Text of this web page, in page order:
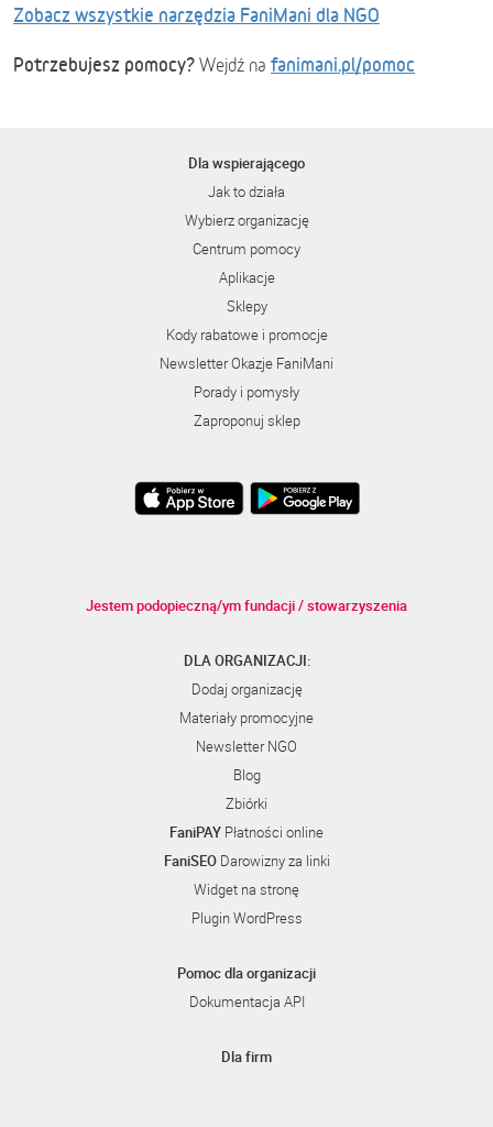
Zobacz wszystkie narzędzia FaniMani dla NGO
Potrzebujesz pomocy? Wejdź na fanimani.pl/pomoc
Dla wspierającego
Jak to działa
Wybierz organizację
Centrum pomocy
Aplikacje
Sklepy
Kody rabatowe i promocje
Newsletter Okazje FaniMani
Porady i pomysły
Zaproponuj sklep
Jestem podopieczną/ym fundacji / stowarzyszenia
DLA ORGANIZACJI:
Dodaj organizację
Materiały promocyjne
Newsletter NGO
Blog
Zbiórki
FaniPAY Płatności online
FaniSEODarowizny za linki
Widget na stronę
Plugin WordPress
Pomoc dla organizacji
Dokumentacja API
Dla firm